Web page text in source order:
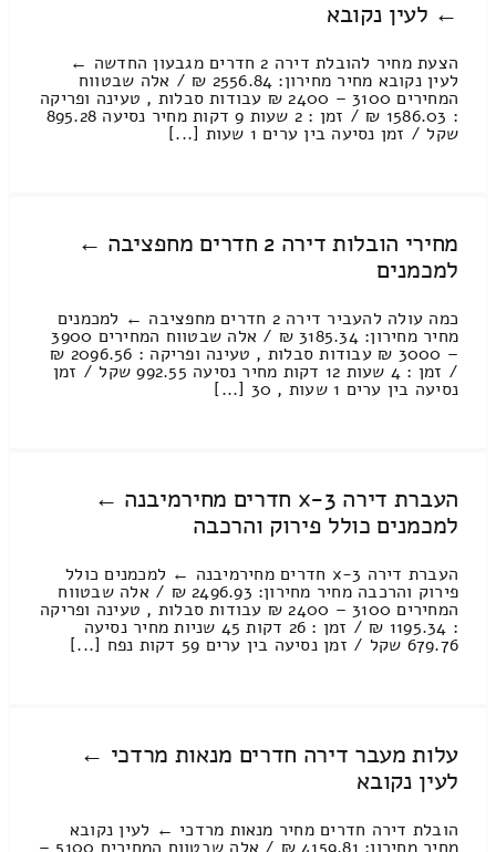
← לעין נקובא
הצעת מחיר להובלת דירה 2 חדרים מגבעון החדשה ←
לעין נקובא מחיר מחירון: 2556.84 ₪ / אלה שבטווח
המחירים 3100 – 2400 ₪ עבודות סבלות , טעינה ופריקה
: 1586.03 ₪ / זמן : 2 שעות 9 דקות מחיר נסיעה 895.28
שקל / זמן נסיעה בין ערים 1 שעות [...]
מחירי הובלות דירה 2 חדרים מחפציבה ←
למכמנים
כמה עולה להעביר דירה 2 חדרים מחפציבה ← למכמנים
מחיר מחירון: 3185.34 ₪ / אלה שבטווח המחירים 3900
– 3000 ₪ עבודות סבלות , טעינה ופריקה : 2096.56 ₪
/ זמן : 4 שעות 12 דקות מחיר נסיעה 992.55 שקל / זמן
נסיעה בין ערים 1 שעות , 30 [...]
העברת דירה 3-x חדרים מחירמיבנה ←
למכמנים כולל פירוק והרכבה
העברת דירה 3-x חדרים מחירמיבנה ← למכמנים כולל
פירוק והרכבה מחיר מחירון: 2496.93 ₪ / אלה שבטווח
המחירים 3100 – 2400 ₪ עבודות סבלות , טעינה ופריקה
: 1195.34 ₪ / זמן : 26 דקות 45 שניות מחיר נסיעה
679.76 שקל / זמן נסיעה בין ערים 59 דקות נפח [...]
עלות מעבר דירה חדרים מנאות מרדכי ←
לעין נקובא
הובלת דירה חדרים מחיר מנאות מרדכי ← לעין נקובא